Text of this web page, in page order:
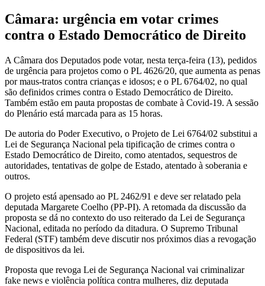
Câmara: urgência em votar crimes
contra o Estado Democrático de Direito
A Câmara dos Deputados pode votar, nesta terça-feira (13), pedidos
de urgência para projetos como o PL 4626/20, que aumenta as penas
por maus-tratos contra crianças e idosos; e o PL 6764/02, no qual
são definidos crimes contra o Estado Democrático de Direito.
Também estão em pauta propostas de combate à Covid-19. A sessão
do Plenário está marcada para as 15 horas.
De autoria do Poder Executivo, o Projeto de Lei 6764/02 substitui a
Lei de Segurança Nacional pela tipificação de crimes contra o
Estado Democrático de Direito, como atentados, sequestros de
autoridades, tentativas de golpe de Estado, atentado à soberania e
outros.
O projeto está apensado ao PL 2462/91 e deve ser relatado pela
deputada Margarete Coelho (PP-PI). A retomada da discussão da
proposta se dá no contexto do uso reiterado da Lei de Segurança
Nacional, editada no período da ditadura. O Supremo Tribunal
Federal (STF) também deve discutir nos próximos dias a revogação
de dispositivos da lei.
Proposta que revoga Lei de Segurança Nacional vai criminalizar
fake news e violência política contra mulheres, diz deputada